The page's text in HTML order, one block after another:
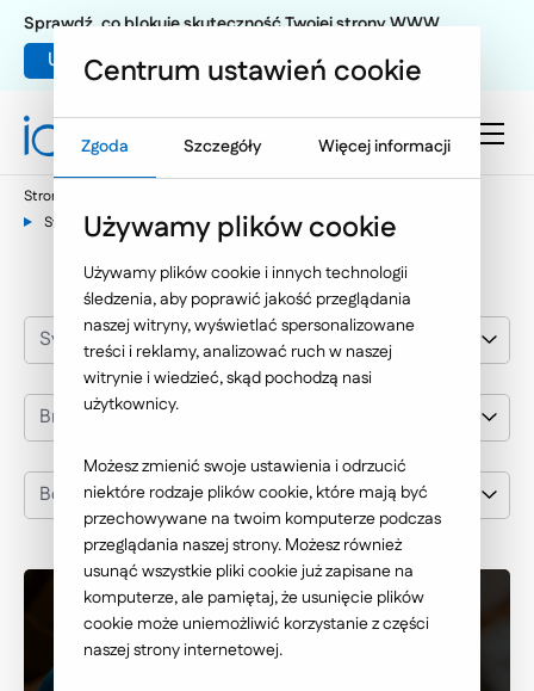
Umów warsztat UX
Sprawdź, co blokuje skuteczność Twojej strony WWW
Strona główna
Systemy i aplikacje dedykowane
Bosch
Systemy i aplikacje dedykowane
Branża
Bosch
Centrum ustawień cookie
Zgoda Szczegóły Więcej informacji
Używamy plików cookie
Używamy plików cookie i innych technologii
śledzenia, aby poprawić jakość przeglądania
naszej witryny, wyświetlać spersonalizowane
treści i reklamy, analizować ruch w naszej
witrynie i wiedzieć, skąd pochodzą nasi
użytkownicy.
Możesz zmienić swoje ustawienia i odrzucić
niektóre rodzaje plików cookie, które mają być
przechowywane na twoim komputerze podczas
przeglądania naszej strony. Możesz również
usunąć wszystkie pliki cookie już zapisane na
komputerze, ale pamiętaj, że usunięcie plików
cookie może uniemożliwić korzystanie z części
naszej strony internetowej.